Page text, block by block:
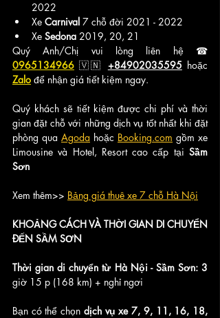
2022
Xe Carnival 7 chỗ đời 2021 - 2022
Xe Sedona 2019, 20, 21
0965134966 🇻🇳 +84902035595
Zalo để nhận giá tiết kiệm ngay.
Quý khách sẽ tiết kiệm được chi phí và thời
gian đặt chỗ với những dịch vụ tốt nhất khi đặt
phòng qua Agoda hoặc Booking.com gồm xe
Limousine và Hotel, Resort cao cấp tại Sầm
Sơn
Xem thêm>> Bảng giá thuê xe 7 chỗ Hà Nội
KHOẢNG CÁCH VÀ THỜI GIAN DI CHUYỂN
ĐẾN SẦM SƠN
giờ 15 p (168 km) + nghỉ ngơi
Bạn có thể chọn dịch vụ xe 7, 9, 11, 16, 18,